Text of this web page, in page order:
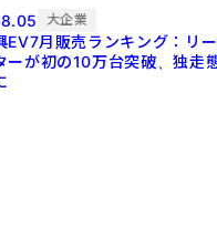
大企業
EV7月販売ランキング：リー
ーが初の10万台突破、独走